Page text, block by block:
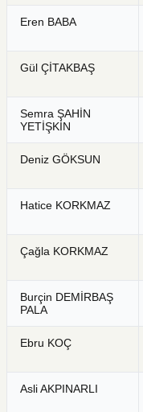
Eren BABA
Gül ÇİTAKBAŞ
Semra ŞAHİN
YETİŞKİN
Deniz GÖKSUN
Hatice KORKMAZ
Çağla KORKMAZ
Burçin DEMİRBAŞ
PALA
Ebru KOÇ
Asli AKPINARLI